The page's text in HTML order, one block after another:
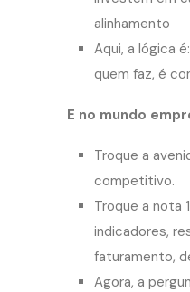
alinhamento
Aqui, a lógica
quem faz, é
E no mundo
Troque a
competitivo.
Troque a nota
indicadores,
faturamento,
Agora, a